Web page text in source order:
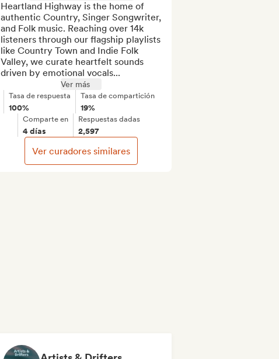
Heartland Highway is the home of
authentic Country, Singer Songwriter,
and Folk music. Reaching over 14k
listeners through our flagship playlists
like Country Town and Indie Folk
Valley, we curate heartfelt sounds
driven by emotional vocals...
Ver más
Tasa de respuesta
100%
Tasa de compartición
19%
Comparte en
4 días
Respuestas dadas
2,597
Ver curadores similares